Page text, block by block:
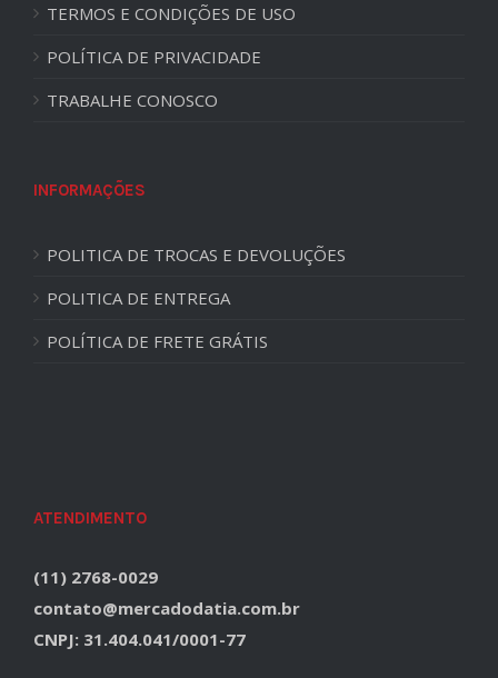
TERMOS E CONDIÇÕES DE USO
POLÍTICA DE PRIVACIDADE
TRABALHE CONOSCO
INFORMAÇÕES
POLITICA DE TROCAS E DEVOLUÇÕES
POLITICA DE ENTREGA
POLÍTICA DE FRETE GRÁTIS
ATENDIMENTO
(11) 2768-0029
contato@mercadodatia.com.br
CNPJ: 31.404.041/0001-77